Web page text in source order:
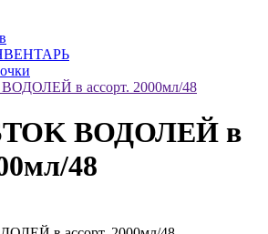
в ассорт. 2000мл/48
ВОДОЛЕЙ в
48